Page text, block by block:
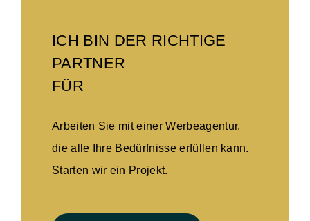
ICH BIN DER RICHTIGE
PARTNER
FÜR
Arbeiten Sie mit einer Werbeagentur,
die alle Ihre Bedürfnisse erfüllen kann.
Starten wir ein Projekt.